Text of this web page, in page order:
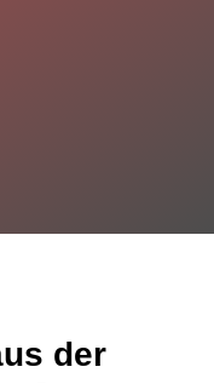
der